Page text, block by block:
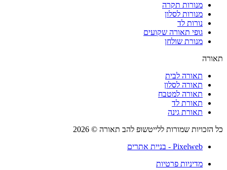
מנורות תקרה
מנורות לסלון
נורות לד
גופי תאורה שקועים
מנורת שולחן
תאורה לבית
תאורה לסלון
תאורה למטבח
תאורת לד
תאורת גינה
שמורות ללייטשופ להב תאורה © 2026
Pixelweb - בניית אתרים
מדיניות פרטיות